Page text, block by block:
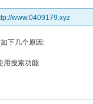
www.0409179.xyz
下几个原因:
用搜索功能